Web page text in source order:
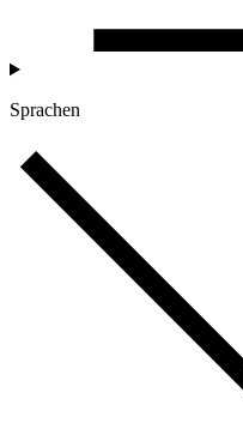
Sprachen